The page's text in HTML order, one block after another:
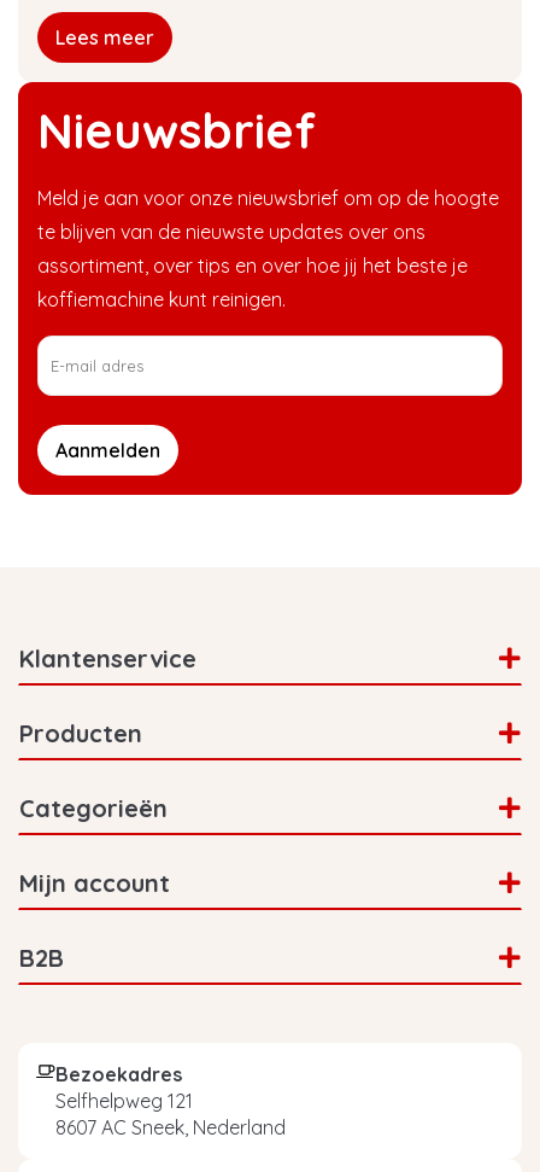
Nieuwsbrief
Meld je aan voor onze nieuwsbrief om op de hoogte
te blijven van de nieuwste updates over ons
assortiment, over tips en over hoe jij het beste je
koffiemachine kunt reinigen.
Aanmelden
Lees meer
Klantenservice
Producten
Categorieën
Mijn account
B2B
Bezoekadres
Selfhelpweg 121
8607 AC Sneek, Nederland